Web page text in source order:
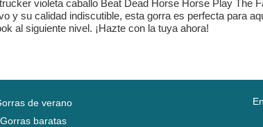
violeta caballo Beat Dead Horse Horse Play The
y su calidad indiscutible, esta gorra es perfecta para
al siguiente nivel. ¡Hazte con la tuya ahora!
de verano
Gorras baratas